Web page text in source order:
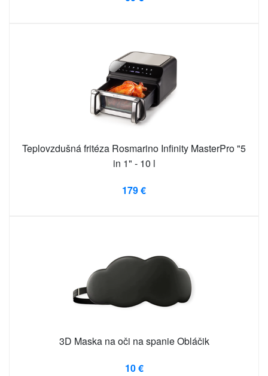
Teplovzdušná fritéza Rosmarino Infinity MasterPro "5
in 1" - 10 l
179 €
3D Maska na oči na spanie Obláčik
10 €